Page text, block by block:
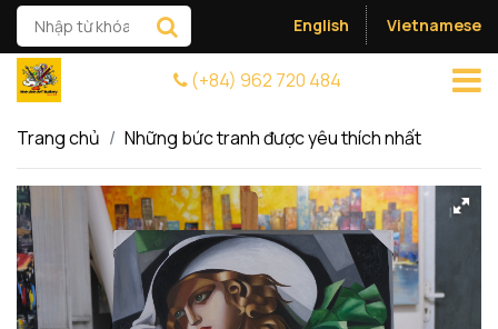
English Vietnamese
(+84) 962 720 484
Trang chủ Những bức tranh được yêu thích nhất